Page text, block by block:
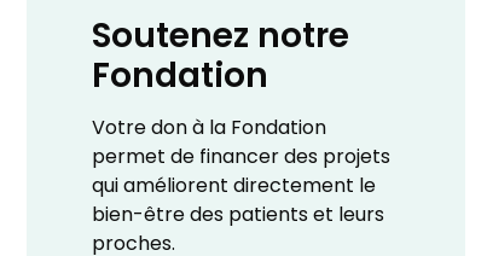
Soutenez notre
Fondation
Votre don à la Fondation
permet de financer des projets
qui améliorent directement le
bien-être des patients et leurs
proches.